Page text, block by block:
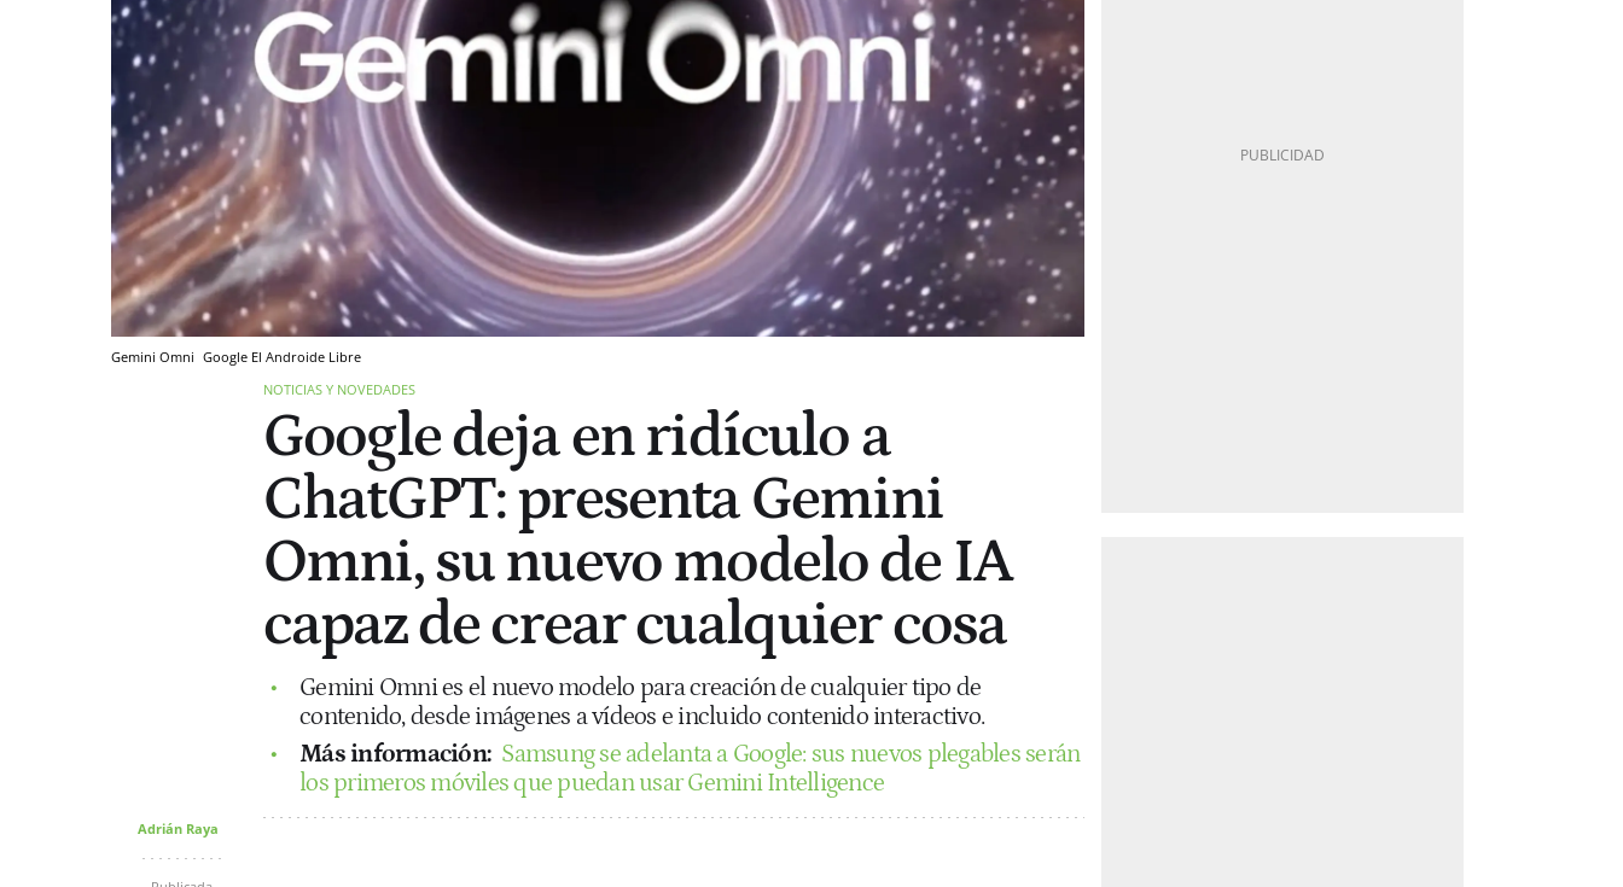
Gemini Omni Google El Androide Libre
NOTICIAS Y NOVEDADES
Google deja en ridículo a
ChatGPT: presenta Gemini
Omni, su nuevo modelo de IA
capaz de crear cualquier cosa
Gemini Omni es el nuevo modelo para creación de cualquier tipo de
contenido, desde imágenes a vídeos e incluido contenido interactivo.
Más información: Samsung se adelanta a Google: sus nuevos plegables serán
los primeros móviles que puedan usar Gemini Intelligence
Adrián Raya